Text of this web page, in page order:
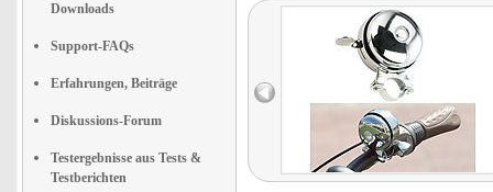
Downloads
Support-FAQs
Erfahrungen, Beiträge
Diskussions-Forum
Testergebnisse aus Tests &
Testberichten